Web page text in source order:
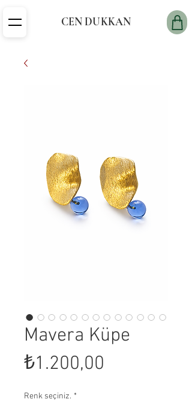
CEN DUKKAN
Mavera Küpe
₺1.200,00
Renk seçiniz. *